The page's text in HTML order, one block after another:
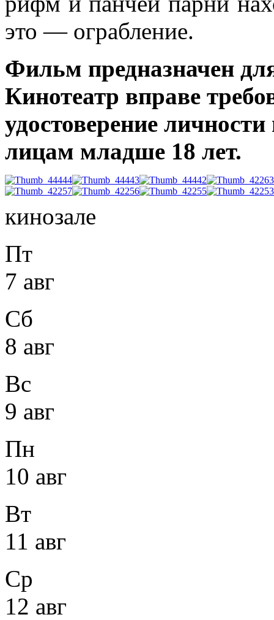
это — ограбление.
Фильм предназначен
Кинотеатр вправе
удостоверение
лицам младше 18 лет.
кинозале
Пт
7 авг
Сб
8 авг
Вс
9 авг
Пн
10 авг
Вт
11 авг
Ср
12 авг